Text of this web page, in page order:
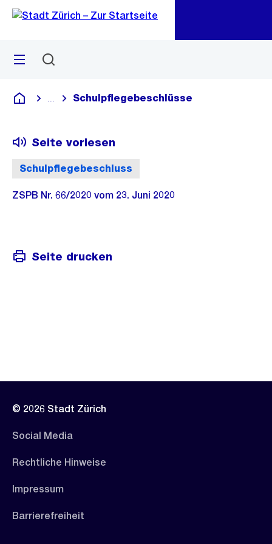
Navigation
Sprunglink
Menü
Deutsch
Blende alle Breadcrumbs ein
Schulpflegebeschlüsse
Schulpflegebeschluss
Seite vorlesen
ZSPB Nr. 66/2020 vom 23. Juni 2020
Seite drucken
© 2026 Stadt Zürich
Social Media
Rechtliche Hinweise
Impressum
Barrierefreiheit